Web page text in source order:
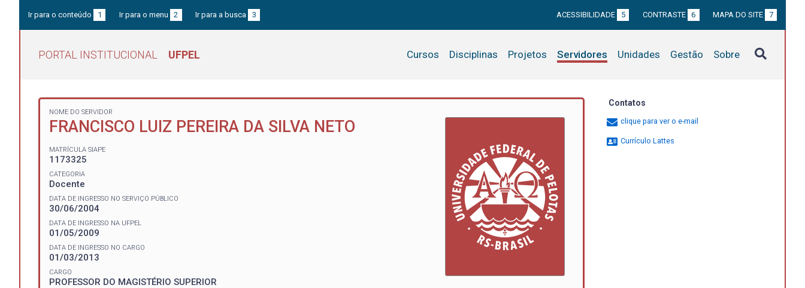
Ir para o conteúdo 1 Ir para o menu 2 Ir para a busca 3 ACESSIBILIDADE 5 CONTRASTE 6 MAPA DO SITE 7
PORTAL INSTITUCIONAL UFPEL Cursos Disciplinas Projetos Servidores Unidades Gestão Sobre
NOME DO SERVIDOR
FRANCISCO LUIZ PEREIRA DA SILVA NETO
MATRÍCULA SIAPE
1173325
CATEGORIA
Docente
DATA DE INGRESSO NO SERVIÇO PÚBLICO
30/06/2004
DATA DE INGRESSO NA UFPEL
01/05/2009
DATA DE INGRESSO NO CARGO
01/03/2013
CARGO
PROFESSOR DO MAGISTÉRIO SUPERIOR
Contatos
clique para ver o e-mail
Currículo Lattes